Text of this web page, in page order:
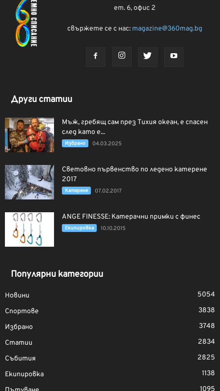
ет. 6, офис 2
свържете се с нас: magazine@360mag.bg
Други статии
Мъж, гребящ сам през Тихия океан, е спасен
след като е...
Избрано 04.03.2025
Световно първенство по ледено катерене
2017
Катерене 07.02.2017
ANGE FINESSE: Катерачни примки с финес
Екипировка 10.10.2015
Популярни категории
Новини
5054
Спортове
3838
Избрано
3748
Статии
2834
Събития
2825
Екипировка
1138